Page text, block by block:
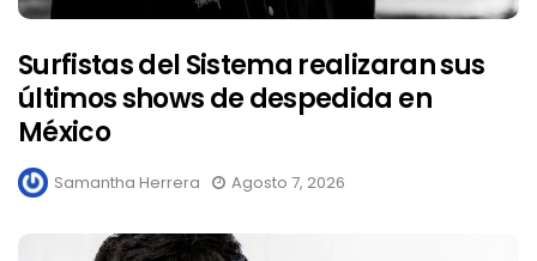
Surfistas del Sistema realizaran sus
últimos shows de despedida en
México
Samantha Herrera Agosto 7, 2026